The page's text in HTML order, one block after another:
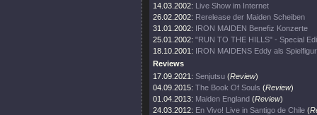
14.03.2002: Live Show im Internet
26.02.2002: Rerelease der Maiden Scheiben
31.01.2002: IRON MAIDEN Benefiz Konzerte
25.01.2002: "RUN TO THE HILLS" - Special
18.10.2001: IRON MAIDENS Eddy als Spielfigur
Reviews
17.09.2021: Senjutsu (Review)
04.09.2015: The Book Of Souls (Review)
01.04.2013: Maiden England (Review)
24.03.2012: En Vivo! Live in Santigo de Chile (